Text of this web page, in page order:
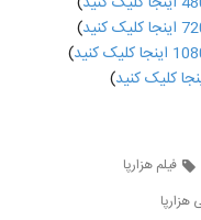
)
)
)
فیلم هزارپا
هزارپا